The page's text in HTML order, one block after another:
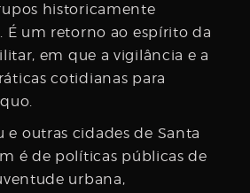
historicamente
É um retorno ao espírito da
em que a vigilância e a
cotidianas para
e outras cidades de Santa
é de políticas públicas de
urbana,